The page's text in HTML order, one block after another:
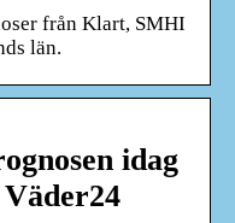
från Klart, SMHI
län.
idag